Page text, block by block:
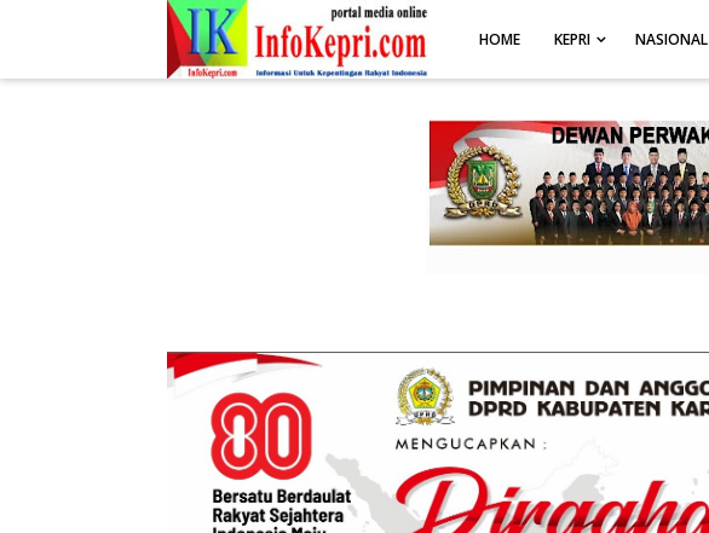
.post-body img { display: block; margin: 0 auto; max-width: 100%; height: auto; }
HOME KEPRI NASIONAL